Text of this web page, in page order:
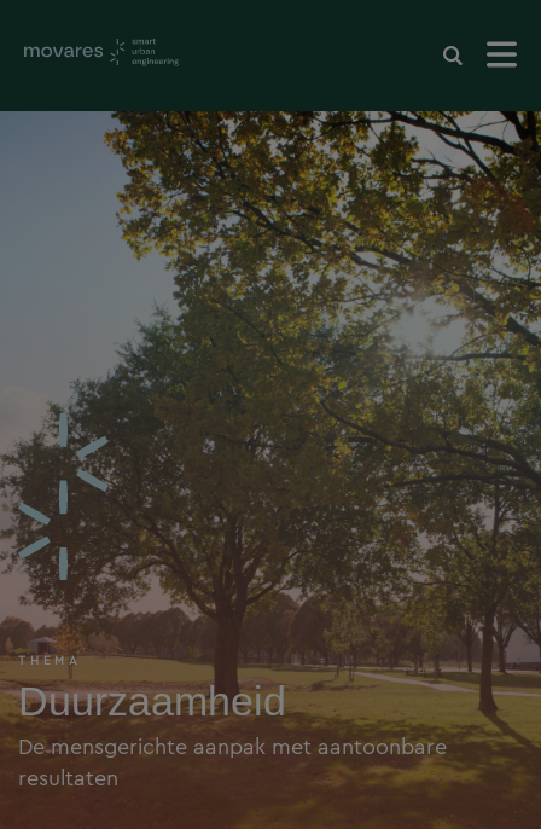
THEMA
Duurzaamheid
De mensgerichte aanpak met aantoonbare
resultaten